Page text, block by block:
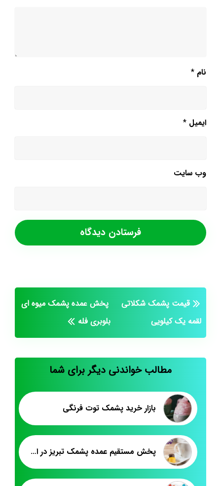
نام *
ایمیل *
وب‌ سایت
قیمت پشمک شکلاتی
لقمه یک کیلویی
پخش عمده پشمک میوه ای
بلوبری فله
مطالب خواندنی دیگر برای شما
بازار خرید پشمک توت فرنگی
پخش مستقیم عمده پشمک تبریز در اصفهان